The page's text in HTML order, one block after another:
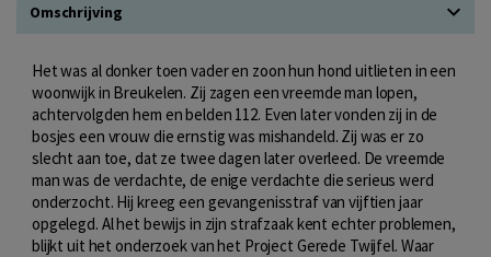
Omschrijving
Het was al donker toen vader en zoon hun hond uitlieten in een
woonwijk in Breukelen. Zij zagen een vreemde man lopen,
achtervolgden hem en belden 112. Even later vonden zij in de
bosjes een vrouw die ernstig was mishandeld. Zij was er zo
slecht aan toe, dat ze twee dagen later overleed. De vreemde
man was de verdachte, de enige verdachte die serieus werd
onderzocht. Hij kreeg een gevangenisstraf van vijftien jaar
opgelegd. Al het bewijs in zijn strafzaak kent echter problemen,
blijkt uit het onderzoek van het Project Gerede Twijfel. Waar